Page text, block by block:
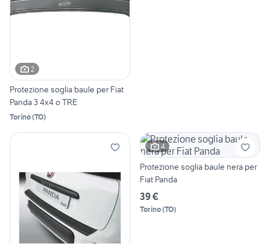
2
Protezione soglia baule per Fiat
Panda 3 4x4 o TRE
Torino(TO)
4
Protezione soglia baule nera per
Fiat Panda
39 €
Torino(TO)